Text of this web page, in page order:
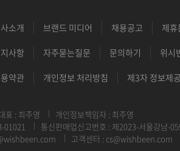
소개 브랜드 미디어 채용공고 제휴
사항 자주묻는질문 문의하기 위시
약관 개인정보 처리방침 제3자 정보제공
표 : 최주영
개인정보책임자 : 최주영
01021
통신판매업신고번호 : 제2023-서울강남-
고객센터 : cs@wishbeen.com